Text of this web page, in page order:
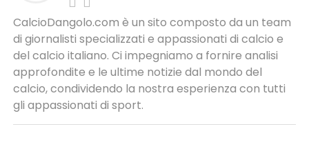
CalcioDangolo.com è un sito composto da un team
di giornalisti specializzati e appassionati di calcio e
del calcio italiano. Ci impegniamo a fornire analisi
approfondite e le ultime notizie dal mondo del
calcio, condividendo la nostra esperienza con tutti
gli appassionati di sport.